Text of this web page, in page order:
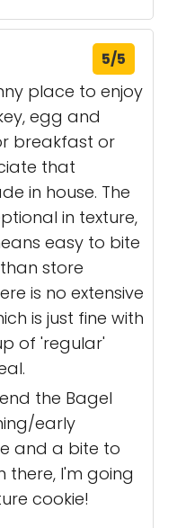
5/5
place to enjoy
egg and
breakfast or
that
in house. The
in texture,
easy to bite
store
is no extensive
is just fine with
of 'regular'
the Bagel
early
and a bite to
there, I'm going
cookie!